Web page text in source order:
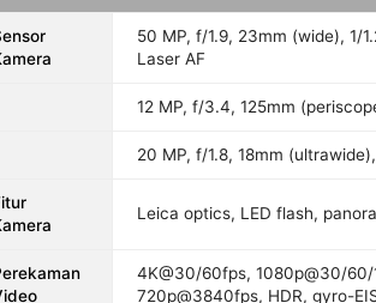
50 MP, f/1.9, 23mm (wide), 1/
Laser AF
12 MP, f/3.4, 125mm
20 MP, f/1.8, 18mm
Leica optics, LED flash,
4K@30/60fps, 1080p@30/
720p@3840fps, HDR, gyro-